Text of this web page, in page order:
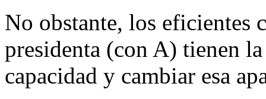
No obstante, los eficientes
presidenta (con A) tienen
capacidad y cambiar esa